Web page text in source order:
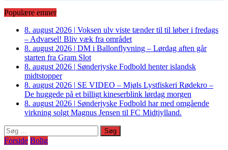
Populære emner
8. august 2026 | Voksen ulv viste tænder til til løber i fredags
– Advarsel! Bliv væk fra området
8. august 2026 | DM i Ballonflyvning – Lørdag aften går
starten fra Gram Slot
8. august 2026 | Sønderjyske Fodbold henter islandsk
midtstopper
8. august 2026 | SE VIDEO – Mjøls Lystfiskeri Rødekro –
De huggede på et billigt kineserblink lørdag morgen
8. august 2026 | Sønderjyske Fodbold har med omgående
virkning solgt Magnus Jensen til FC Midtjylland.
Søg
efter:
Forside Bolig